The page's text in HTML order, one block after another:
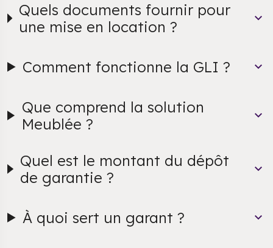
Quels documents fournir pour
une mise en location ?
Comment fonctionne la GLI ?
Que comprend la solution
Meublée ?
Quel est le montant du dépôt
de garantie ?
À quoi sert un garant ?